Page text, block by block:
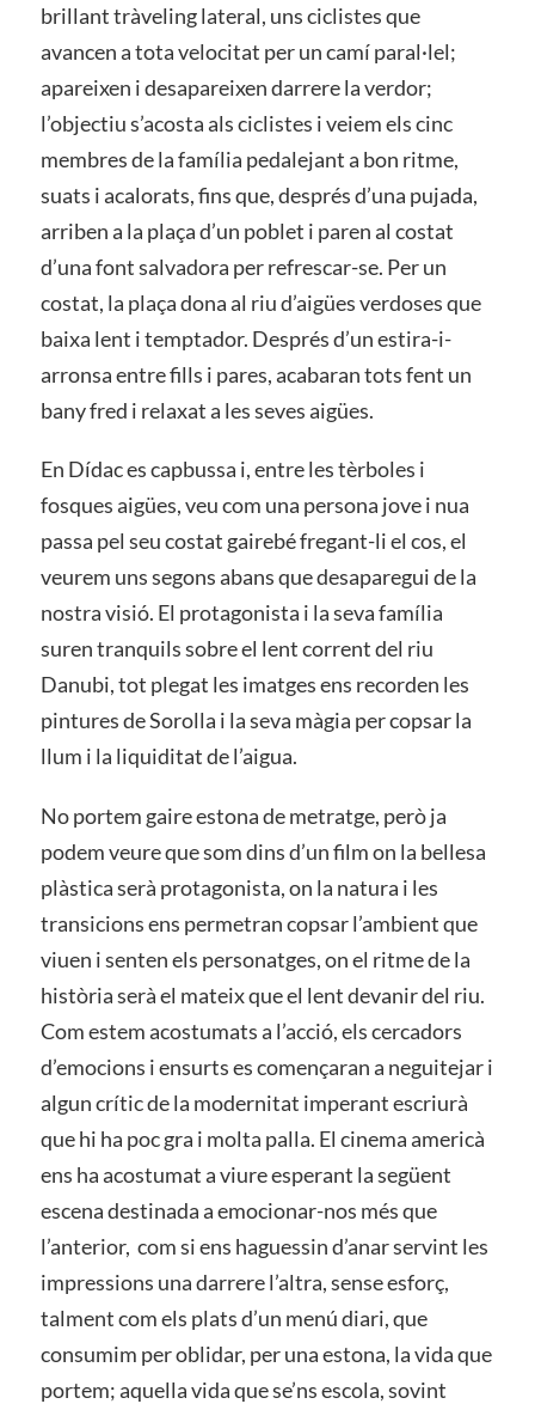
brillant tràveling lateral, uns ciclistes que
avancen a tota velocitat per un camí paral·lel;
apareixen i desapareixen darrere la verdor;
l’objectiu s’acosta als ciclistes i veiem els cinc
membres de la família pedalejant a bon ritme,
suats i acalorats, fins que, després d’una pujada,
arriben a la plaça d’un poblet i paren al costat
d’una font salvadora per refrescar-se. Per un
costat, la plaça dona al riu d’aigües verdoses que
baixa lent i temptador. Després d’un estira-i-
arronsa entre fills i pares, acabaran tots fent un
bany fred i relaxat a les seves aigües.
En Dídac es capbussa i, entre les tèrboles i
fosques aigües, veu com una persona jove i nua
passa pel seu costat gairebé fregant-li el cos, el
veurem uns segons abans que desaparegui de la
nostra visió. El protagonista i la seva família
suren tranquils sobre el lent corrent del riu
Danubi, tot plegat les imatges ens recorden les
pintures de Sorolla i la seva màgia per copsar la
llum i la liquiditat de l’aigua.
No portem gaire estona de metratge, però ja
podem veure que som dins d’un film on la bellesa
plàstica serà protagonista, on la natura i les
transicions ens permetran copsar l’ambient que
viuen i senten els personatges, on el ritme de la
història serà el mateix que el lent devanir del riu.
Com estem acostumats a l’acció, els cercadors
d’emocions i ensurts es començaran a neguitejar i
algun crític de la modernitat imperant escriurà
que hi ha poc gra i molta palla. El cinema americà
ens ha acostumat a viure esperant la següent
escena destinada a emocionar-nos més que
l’anterior, com si ens haguessin d’anar servint les
impressions una darrere l’altra, sense esforç,
talment com els plats d’un menú diari, que
consumim per oblidar, per una estona, la vida que
portem; aquella vida que se’ns escola, sovint